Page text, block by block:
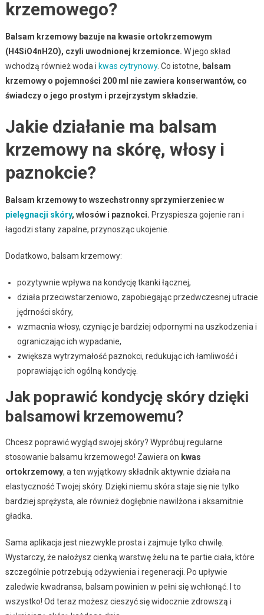
krzemowego?
Balsam krzemowy bazuje na kwasie ortokrzemowym
(H4SiO4nH2O), czyli uwodnionej krzemionce. W jego skład
wchodzą również woda i kwas cytrynowy. Co istotne, balsam
krzemowy o pojemności 200 ml nie zawiera konserwantów, co
świadczy o jego prostym i przejrzystym składzie.
Jakie działanie ma balsam
krzemowy na skórę, włosy i
paznokcie?
Balsam krzemowy to wszechstronny sprzymierzeniec w
pielęgnacji skóry, włosów i paznokci. Przyspiesza gojenie ran i
łagodzi stany zapalne, przynosząc ukojenie.
Dodatkowo, balsam krzemowy:
pozytywnie wpływa na kondycję tkanki łącznej,
działa przeciwstarzeniowo, zapobiegając przedwczesnej utracie
jędrności skóry,
wzmacnia włosy, czyniąc je bardziej odpornymi na uszkodzenia i
ograniczając ich wypadanie,
zwiększa wytrzymałość paznokci, redukując ich łamliwość i
poprawiając ich ogólną kondycję.
Jak poprawić kondycję skóry dzięki
balsamowi krzemowemu?
Chcesz poprawić wygląd swojej skóry? Wypróbuj regularne
stosowanie balsamu krzemowego! Zawiera on kwas
ortokrzemowy, a ten wyjątkowy składnik aktywnie działa na
elastyczność Twojej skóry. Dzięki niemu skóra staje się nie tylko
bardziej sprężysta, ale również dogłębnie nawilżona i aksamitnie
gładka.
Sama aplikacja jest niezwykle prosta i zajmuje tylko chwilę.
Wystarczy, że nałożysz cienką warstwę żelu na te partie ciała, które
szczególnie potrzebują odżywienia i regeneracji. Po upływie
zaledwie kwadransa, balsam powinien w pełni się wchłonąć. I to
wszystko! Od teraz możesz cieszyć się widocznie zdrowszą i